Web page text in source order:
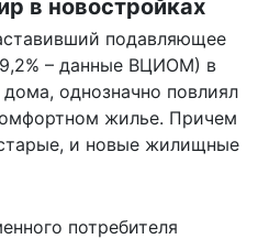
в новостройках
подавляющее
– данные ВЦИОМ) в
однозначно повлиял
жилье. Причем
и новые жилищные
потребителя